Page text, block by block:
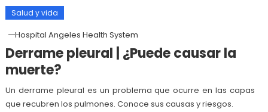
Salud y vida
Hospital Angeles Health System
Derrame pleural | ¿Puede causar la
muerte?
Un derrame pleural es un problema que ocurre en las capas
que recubren los pulmones. Conoce sus causas y riesgos.